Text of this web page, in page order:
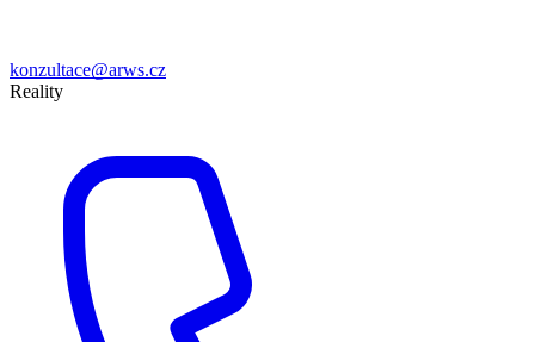
konzultace@arws.cz
Reality